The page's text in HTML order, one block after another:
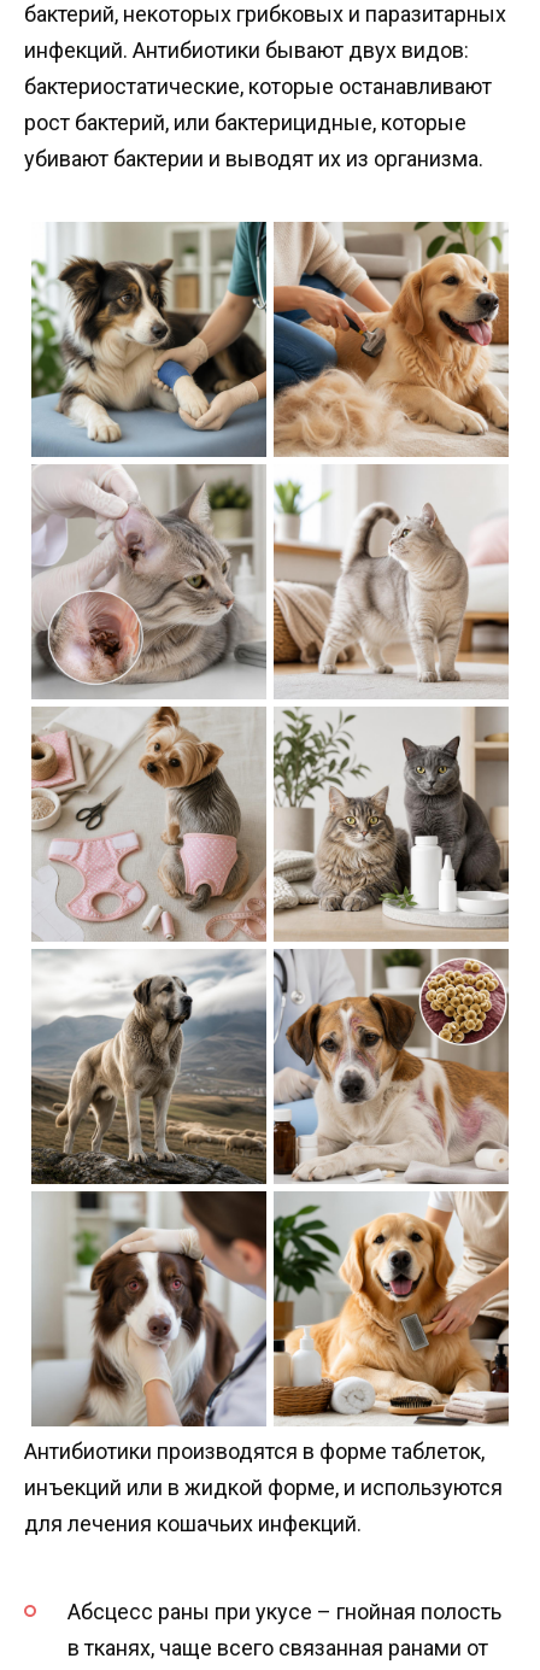
бактерий, некоторых грибковых и паразитарных
инфекций. Антибиотики бывают двух видов:
бактериостатические, которые останавливают
рост бактерий, или бактерицидные, которые
убивают бактерии и выводят их из организма.
Антибиотики производятся в форме таблеток,
инъекций или в жидкой форме, и используются
для лечения кошачьих инфекций.
Абсцесс раны при укусе – гнойная полость
в тканях, чаще всего связанная ранами от